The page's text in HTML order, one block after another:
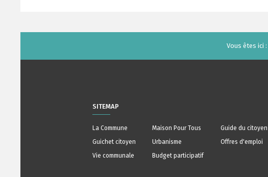
Vous êtes ici :
SITEMAP
La Commune
Guichet citoyen
Vie communale
Maison Pour Tous
Urbanisme
Budget participatif
Guide du citoyen
Offres d'emploi